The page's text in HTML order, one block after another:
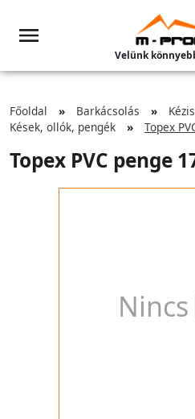
Velünk
Főoldal Barkácsolás
Kések, ollók, pengék
Topex
Topex PVC penge